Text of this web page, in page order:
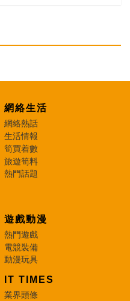
網絡生活
網絡熱話
生活情報
筍買着數
旅遊筍料
熱門話題
遊戲動漫
熱門遊戲
電競裝備
動漫玩具
IT TIMES
業界頭條